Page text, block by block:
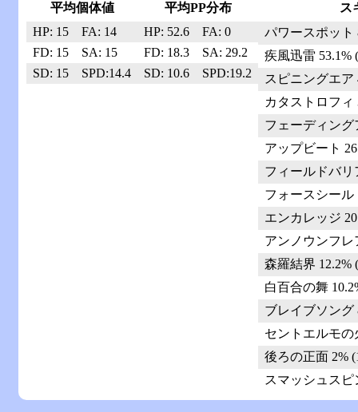
平均個体値
平均PP分布
HP: 15
FA: 14 HP: 52.6
FA: 0
FD: 15
SA: 15 FD: 18.3
SA: 29.2
SD: 15
SPD:14.4 SD: 10.6 SPD:19.2
ス
パワースポット
疾風迅雷 53.1%
スピニングエア
カタストロフィ
フェーディング
アップビート
フィールドバリ
フォースシール
エンカレッジ
アンノウンフレ
森羅結界 12.2%
白百合の舞
ブレイブソング
セントエルモの
後ろの正面 2%
スマッシュスピ